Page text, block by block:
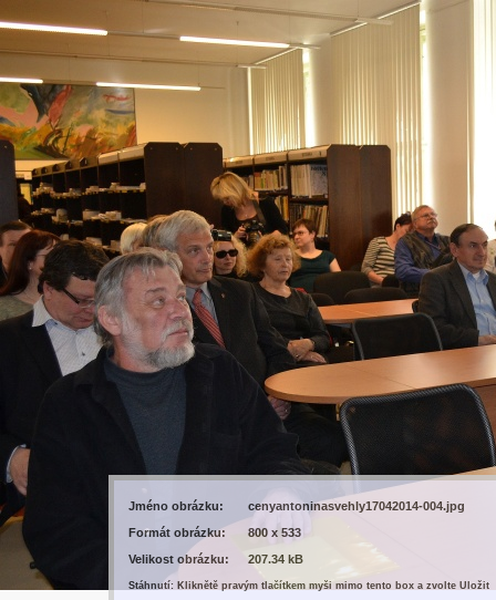
Jméno obrázku:
cenyantoninasvehly17042014-004.jpg
Formát obrázku:
800 x 533
Velikost obrázku:
207.34 kB
Stáhnutí: Kliknětě pravým tlačítkem myši mimo tento box a zvolte Uložit